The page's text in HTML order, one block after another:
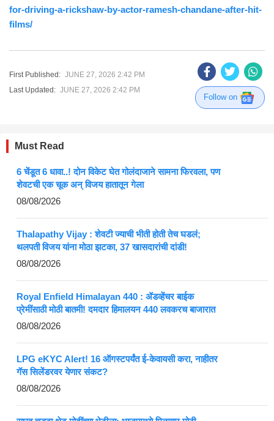
for-driving-a-rickshaw-by-actor-ramesh-chandane-after-hit-
films/
First Published: JUNE 27, 2026 2:42 PM
Last Updated: JUNE 27, 2026 2:42 PM
Follow on
Must Read
6 चेंडूत 6 धावा..! दोन विकेट घेत गोलंदाजाने सामना फिरवला, पण
शेवटची एक चूक अन् विजय हातातून गेला
08/08/2026
Thalapathy Vijay : शेवटी ज्याची भीती होती तेच घडलं;
थलपती विजय यांना मोठा झटका, 37 खासदारांची दांडी!
08/08/2026
Royal Enfield Himalayan 440 : ॲडव्हेंचर बाईक
प्रेमींसाठी मोठी बातमी! दमदार हिमालयन 440 लवकरच बाजारात
08/08/2026
LPG eKYC Alert! 16 ऑगस्टपर्यंत ई-केवायसी करा, नाहीतर
गॅस सिलेंडरवर येणार संकट?
08/08/2026